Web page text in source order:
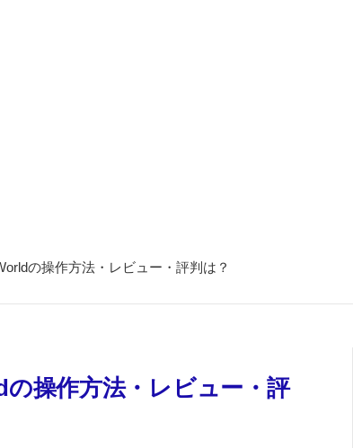
の操作方法・レビュー・評判は？
操作方法・レビュー・評